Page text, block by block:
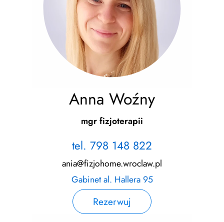
Anna Woźny
mgr fizjoterapii
tel. 798 148 822
ania@fizjohome.wroclaw.pl
Gabinet al. Hallera 95
Rezerwuj